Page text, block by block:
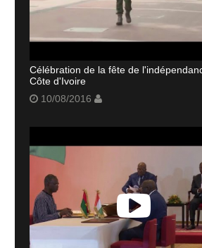
Célébration de la fête de
Côte d'Ivoire
10/08/2016